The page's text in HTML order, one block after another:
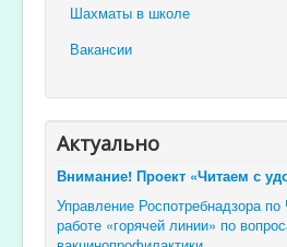
Шахматы в школе
Вакансии
Актуально
Внимание! Проект «Читаем с
Управление Роспотребнадзора
работе «горячей линии» по